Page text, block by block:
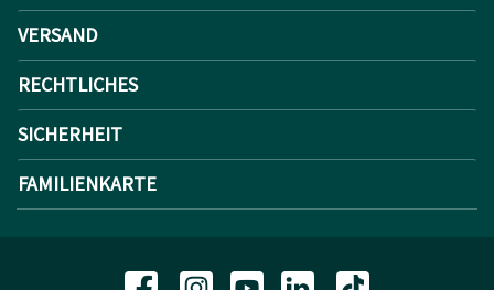
VERSAND
RECHTLICHES
SICHERHEIT
FAMILIENKARTE